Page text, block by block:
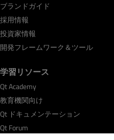
ブランドガイド
採用情報
投資家情報
開発フレームワーク＆ツール
学習リソース
Qt Academy
教育機関向け
Qt ドキュメンテーション
Qt Forum